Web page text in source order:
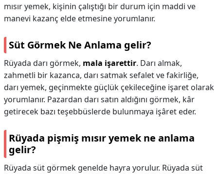
mısır yemek, kişinin çalıştığı bir durum için maddi ve
manevi kazanç elde etmesine yorumlanır.
Süt Görmek Ne Anlama gelir?
Rüyada darı görmek, mala işarettir. Darı almak,
zahmetli bir kazanca, darı satmak sefalet ve fakirliğe,
darı yemek, geçinmekte güçlük çekileceğine işaret olarak
yorumlanır. Pazardan darı satın aldığını görmek, kâr
getirecek bazı teşebbüslerde bulunmaya işâret eder.
Rüyada pişmiş mısır yemek ne anlama
gelir?
Rüyada süt görmek genelde hayra yorulur. Rüyada süt